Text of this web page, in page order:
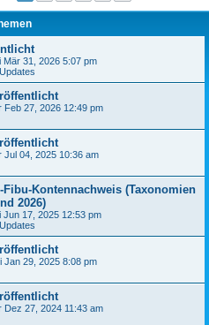
Mär 31, 2026 5:07 pm
Feb 27, 2026 12:49 pm
Jul 04, 2025 10:36 am
Kontennachweis (Taxonomien
2026)
Jun 17, 2025 12:53 pm
Jan 29, 2025 8:08 pm
Dez 27, 2024 11:43 am